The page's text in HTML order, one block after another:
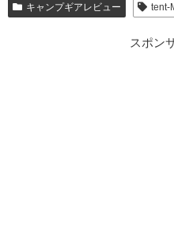
キャンプギアレビュー tent-
スポン